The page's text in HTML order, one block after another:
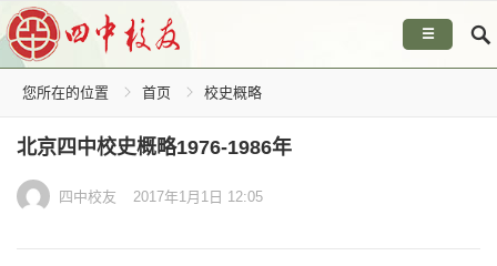
☰
您所在的位置 首页 校史概略
北京四中校史概略1976-1986年
四中校友 2017年1月1日 12:05